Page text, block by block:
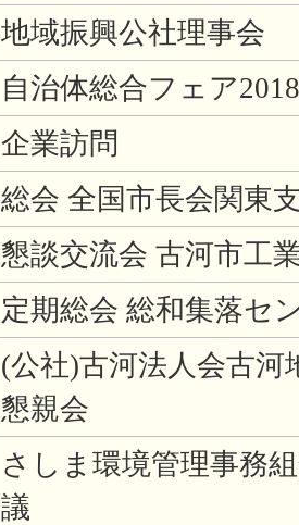
地域振興公社理事会
自治体総合フェア2018
企業訪問
総会 全国市長会関東
懇談交流会 古河市工
定期総会 総和集落セ
(公社)古河法人会古河
懇親会
さしま環境管理事務
議